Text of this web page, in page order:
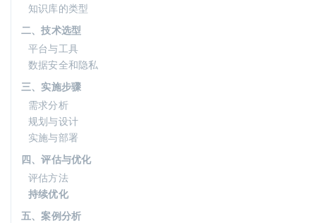
知识库的类型
二、技术选型
平台与工具
数据安全和隐私
三、实施步骤
需求分析
规划与设计
实施与部署
四、评估与优化
评估方法
持续优化
五、案例分析